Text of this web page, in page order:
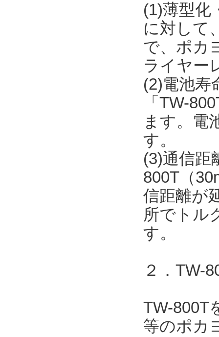
(1)薄型化
に対して
で、ポカ
ライヤー
(2)電池寿
「TW-
ます。電
す。
(3)通信距
800T（
信距離が
所でトル
す。
２．TW-
TW-800T
等のポカ